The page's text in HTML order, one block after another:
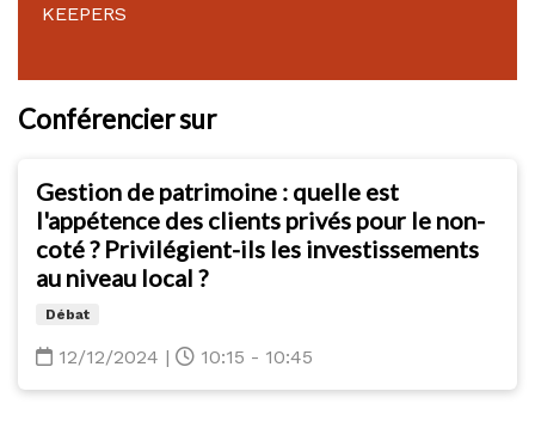
KEEPERS
Conférencier sur
Gestion de patrimoine : quelle est
l'appétence des clients privés pour le non-
coté ? Privilégient-ils les investissements
au niveau local ?
Débat
12/12/2024 | 10:15 - 10:45